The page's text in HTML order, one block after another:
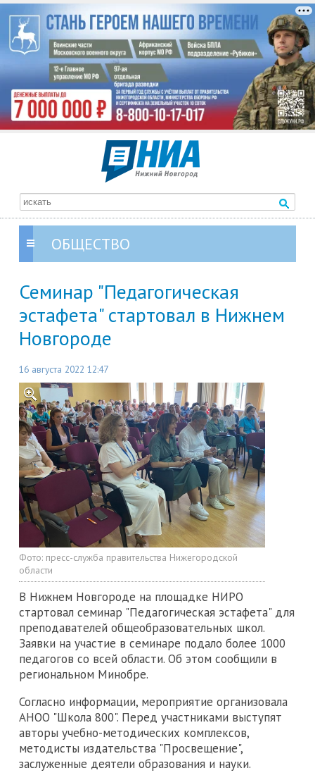
ОБЩЕСТВО
Семинар "Педагогическая
эстафета" стартовал в Нижнем
Новгороде
16 августа 2022 12:47
Фото: пресс-служба правительства Нижегородской
области
В Нижнем Новгороде на площадке НИРО
стартовал семинар "Педагогическая эстафета" для
преподавателей общеобразовательных школ.
Заявки на участие в семинаре подало более 1000
педагогов со всей области. Об этом сообщили в
региональном Минобре.
Согласно информации, мероприятие организовала
АНОО "Школа 800". Перед участниками выступят
авторы учебно-методических комплексов,
методисты издательства "Просвещение",
заслуженные деятели образования и науки.